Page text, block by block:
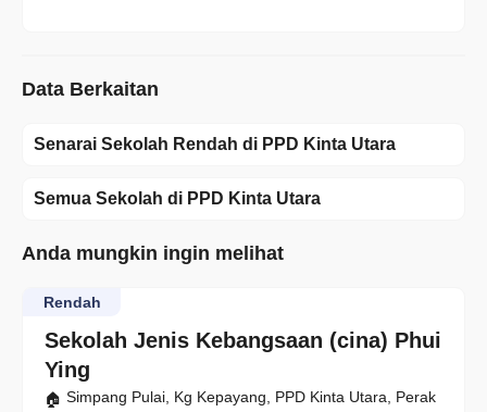
Data Berkaitan
Senarai Sekolah Rendah di PPD Kinta Utara
Semua Sekolah di PPD Kinta Utara
Anda mungkin ingin melihat
Sekolah Jenis Kebangsaan (cina) Phui
Ying
Rendah
Simpang Pulai, Kg Kepayang, PPD Kinta Utara, Perak